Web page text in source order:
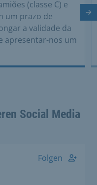
(classe C) e
um prazo de
a validade da
apresentar-nos um
Social Media
Folgen